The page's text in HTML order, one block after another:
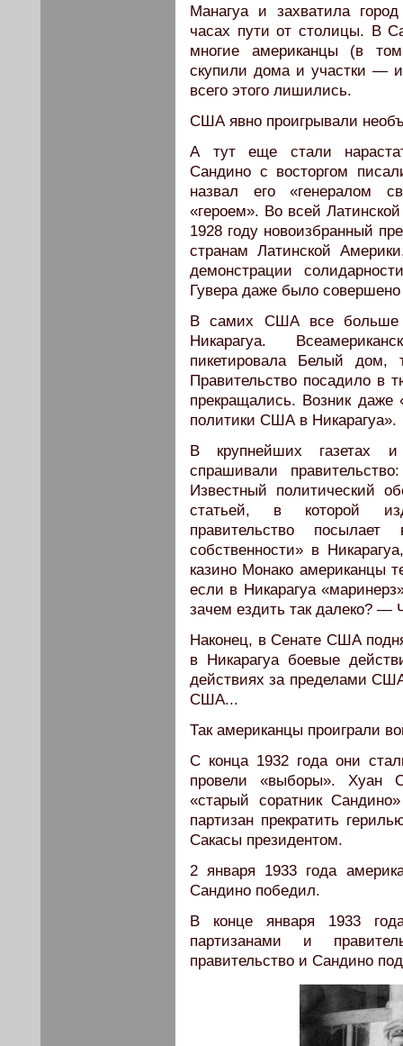
Манагуа и захватила
часах пути от столицы. В
многие американцы (в
скупили дома и участки — и
всего этого лишились.
США явно проигрывали
А тут еще стали
Сандино с восторгом
назвал его «генералом
«героем». Во всей
1928 году новоизбранный
странам Латинской
демонстрации
Гувера даже было
В самих США все больше
Никарагуа.
пикетировала Белый дом,
Правительство посадило в
прекращались. Возник
политики США в Никарагуа».
В крупнейших газетах и
спрашивали
Известный политический
статьей, в которой
правительство
собственности» в
казино Монако американцы
если в Никарагуа
зачем ездить так далеко? —
Наконец, в Сенате США
в Никарагуа боевые
действиях за пределами
США...
Так американцы проиграли
С конца 1932 года они
провели «выборы». Хуан
«старый соратник
партизан прекратить
Сакасы президентом.
2 января 1933 года
Сандино победил.
В конце января 1933
партизанами и
правительство и Сандино